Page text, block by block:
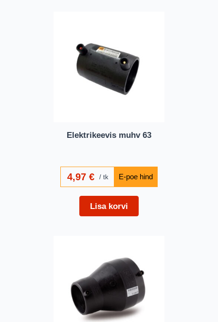
Elektrikeevis muhv 63
4,97€ tk
Lisa korvi